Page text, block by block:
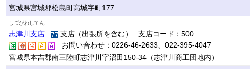
宮城県宮城郡松島町高城字町177
しづがわしてん
志津川支店
支店（出張所を含む） 支店コード：500
お問い合わせ：0226-46-2633、022-395-4047
宮城県本吉郡南三陸町志津川字沼田150-34（志津川商工団地内）